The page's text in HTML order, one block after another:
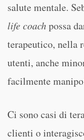
salute mentale.
life coachpossa
terapeutico, nella
utenti, anche
facilmente
Ci sono casi di
clienti o